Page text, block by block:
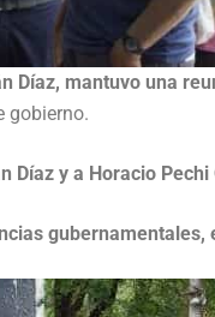
Díaz, mantuvo una
gobierno.
Díaz y a Horacio Pechi